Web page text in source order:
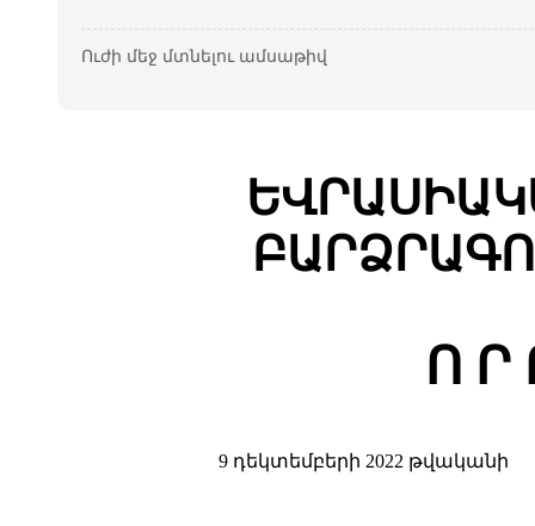
Ուժի մեջ մտնելու ամսաթիվ
Ո Ր
9 դեկտեմբերի 2022 թվականի